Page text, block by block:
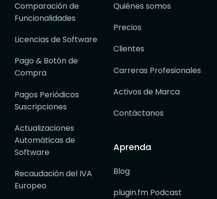
Comparación de
Funcionalidades
Licencias de Software
Pago & Botón de
Compra
Pagos Periódicos
Suscripciones
Actualizaciones
Automáticas de
Software
Recaudación del IVA
Europeo
Quiénes somos
Precios
Clientes
Carreras Profesionales
Activos de Marca
Contáctanos
Aprenda
Blog
plugin.fm Podcast